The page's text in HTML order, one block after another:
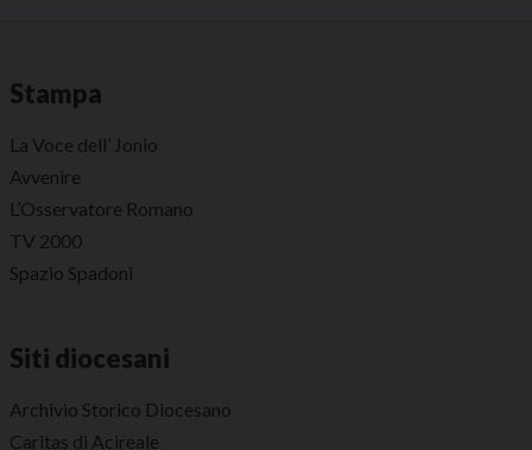
Stampa
La Voce dell’ Jonio
Avvenire
L’Osservatore Romano
TV 2000
Spazio Spadoni
Siti diocesani
Archivio Storico Diocesano
Caritas di Acireale